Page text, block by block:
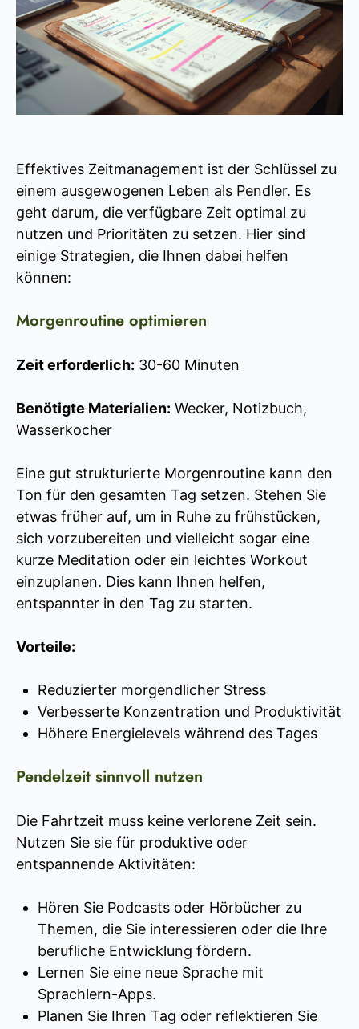
Effektives Zeitmanagement ist der Schlüssel zu
einem ausgewogenen Leben als Pendler. Es
geht darum, die verfügbare Zeit optimal zu
nutzen und Prioritäten zu setzen. Hier sind
einige Strategien, die Ihnen dabei helfen
können:
Morgenroutine optimieren
Zeit erforderlich: 30-60 Minuten
Benötigte Materialien: Wecker, Notizbuch,
Wasserkocher
Eine gut strukturierte Morgenroutine kann den
Ton für den gesamten Tag setzen. Stehen Sie
etwas früher auf, um in Ruhe zu frühstücken,
sich vorzubereiten und vielleicht sogar eine
kurze Meditation oder ein leichtes Workout
einzuplanen. Dies kann Ihnen helfen,
entspannter in den Tag zu starten.
Vorteile:
Reduzierter morgendlicher Stress
Verbesserte Konzentration und Produktivität
Höhere Energielevels während des Tages
Pendelzeit sinnvoll nutzen
Die Fahrtzeit muss keine verlorene Zeit sein.
Nutzen Sie sie für produktive oder
entspannende Aktivitäten:
Hören Sie Podcasts oder Hörbücher zu
Themen, die Sie interessieren oder die Ihre
berufliche Entwicklung fördern.
Lernen Sie eine neue Sprache mit
Sprachlern-Apps.
Planen Sie Ihren Tag oder reflektieren Sie